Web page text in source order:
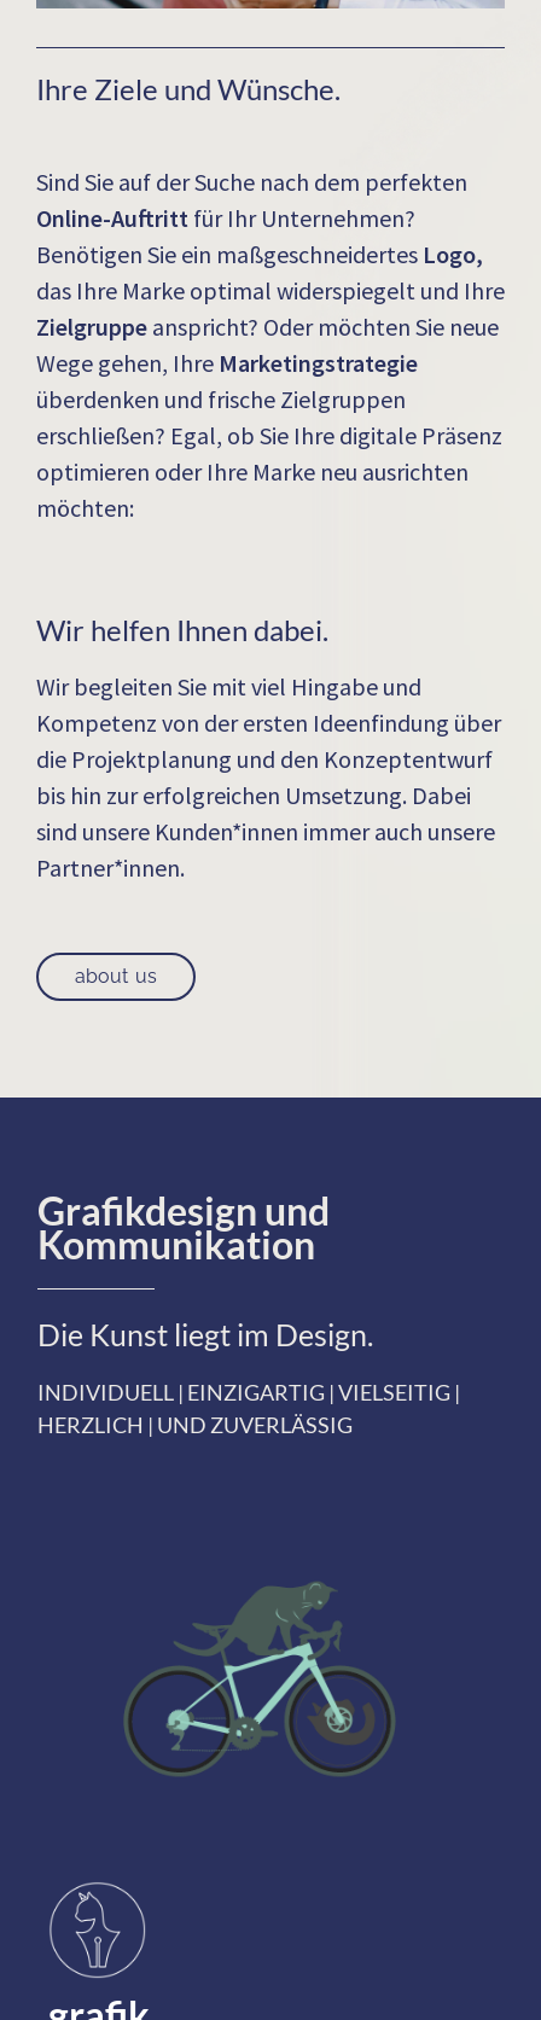
Ihre Ziele und Wünsche.
Sind Sie auf der Suche nach dem perfekten
Online-Auftritt für Ihr Unternehmen?
Benötigen Sie ein maßgeschneidertes Logo,
das Ihre Marke optimal widerspiegelt und Ihre
Zielgruppe anspricht? Oder möchten Sie neue
Wege gehen, Ihre Marketingstrategie
überdenken und frische Zielgruppen
erschließen? Egal, ob Sie Ihre digitale Präsenz
optimieren oder Ihre Marke neu ausrichten
möchten:
Wir helfen Ihnen dabei.
Wir begleiten Sie mit viel Hingabe und
Kompetenz von der ersten Ideenfindung über
die Projektplanung und den Konzeptentwurf
bis hin zur erfolgreichen Umsetzung. Dabei
sind unsere Kunden*innen immer auch unsere
Partner*innen.
about us
Grafikdesign und
Kommunikation
Die Kunst liegt im Design.
INDIVIDUELL | EINZIGARTIG | VIELSEITIG |
HERZLICH | UND ZUVERLÄSSIG